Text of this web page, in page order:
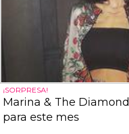
¡SORPRESA!
Marina & The
para este mes